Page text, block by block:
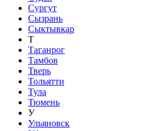
Сургут
Сызрань
Сыктывкар
Т
Таганрог
Тамбов
Тверь
Тольятти
Тула
Тюмень
У
Ульяновск